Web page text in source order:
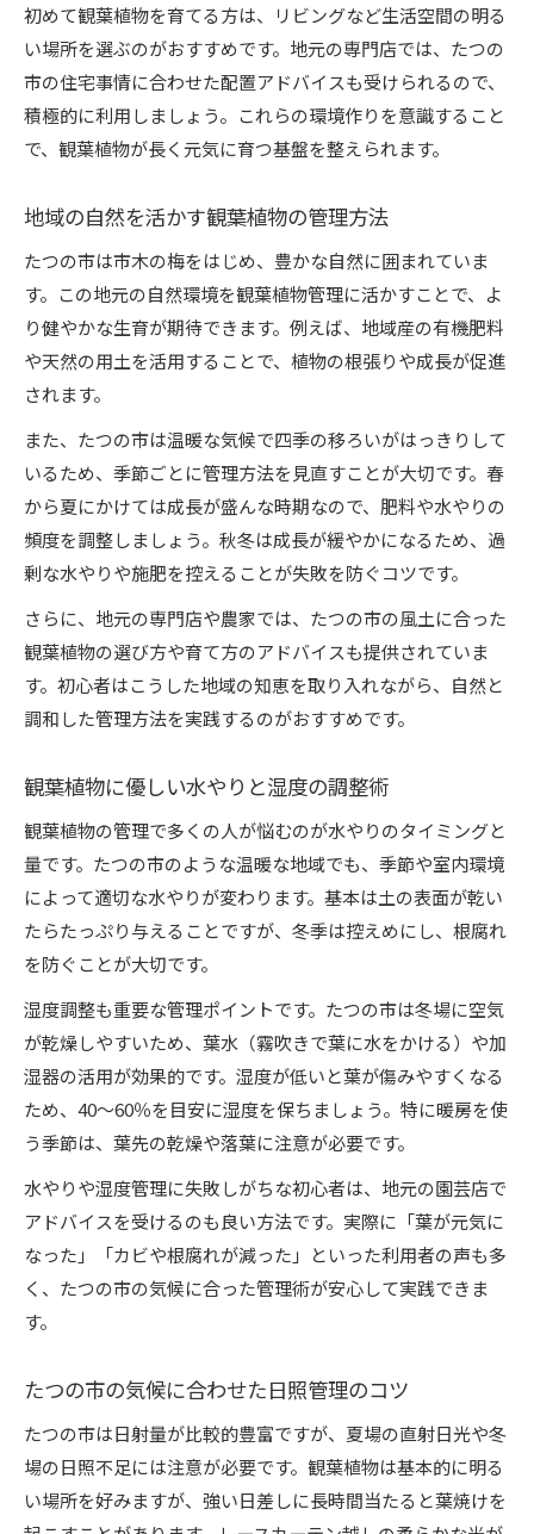
観葉植物の管理に役立つ地元の気候特性
たつの市で見つかる観葉植物にぴったりの用土
地域の水質を活かした観葉植物の水やり術
自然豊かな環境で観葉植物の成長を促す工夫
観葉植物を元気に保つ換気と日当たりの調整法
室内外の気温差に強い観葉植物選びと管理
玄関やリビングで映える観葉植物の置き方
観葉植物の剪定がもたらす健康な成長サイクル
観葉植物管理に役立つたつの市の昔ながらの知
恵
地域イベントで学ぶ観葉植物育成の実践アドバ
イス
地元住民に聞いた観葉植物管理の成功体験談
観葉植物と共に過ごす快適な暮らしのヒント
初めて観葉植物を育てる方は、リビングなど生活空間の明る
い場所を選ぶのがおすすめです。地元の専門店では、たつの
市の住宅事情に合わせた配置アドバイスも受けられるので、
積極的に利用しましょう。これらの環境作りを意識すること
で、観葉植物が長く元気に育つ基盤を整えられます。
地域の自然を活かす観葉植物の管理方法
たつの市は市木の梅をはじめ、豊かな自然に囲まれていま
す。この地元の自然環境を観葉植物管理に活かすことで、よ
り健やかな生育が期待できます。例えば、地域産の有機肥料
や天然の用土を活用することで、植物の根張りや成長が促進
されます。
また、たつの市は温暖な気候で四季の移ろいがはっきりして
いるため、季節ごとに管理方法を見直すことが大切です。春
から夏にかけては成長が盛んな時期なので、肥料や水やりの
頻度を調整しましょう。秋冬は成長が緩やかになるため、過
剰な水やりや施肥を控えることが失敗を防ぐコツです。
さらに、地元の専門店や農家では、たつの市の風土に合った
観葉植物の選び方や育て方のアドバイスも提供されていま
す。初心者はこうした地域の知恵を取り入れながら、自然と
調和した管理方法を実践するのがおすすめです。
観葉植物に優しい水やりと湿度の調整術
観葉植物の管理で多くの人が悩むのが水やりのタイミングと
量です。たつの市のような温暖な地域でも、季節や室内環境
によって適切な水やりが変わります。基本は土の表面が乾い
たらたっぷり与えることですが、冬季は控えめにし、根腐れ
を防ぐことが大切です。
湿度調整も重要な管理ポイントです。たつの市は冬場に空気
が乾燥しやすいため、葉水（霧吹きで葉に水をかける）や加
湿器の活用が効果的です。湿度が低いと葉が傷みやすくなる
ため、40～60％を目安に湿度を保ちましょう。特に暖房を使
う季節は、葉先の乾燥や落葉に注意が必要です。
水やりや湿度管理に失敗しがちな初心者は、地元の園芸店で
アドバイスを受けるのも良い方法です。実際に「葉が元気に
なった」「カビや根腐れが減った」といった利用者の声も多
く、たつの市の気候に合った管理術が安心して実践できま
す。
たつの市の気候に合わせた日照管理のコツ
たつの市は日射量が比較的豊富ですが、夏場の直射日光や冬
場の日照不足には注意が必要です。観葉植物は基本的に明る
い場所を好みますが、強い日差しに長時間当たると葉焼けを